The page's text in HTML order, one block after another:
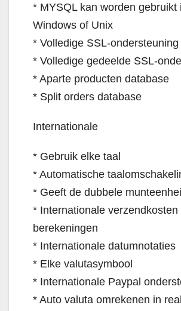
* MYSQL kan worden gebruikt
Windows of Unix
* Volledige SSL-ondersteuning
* Volledige gedeelde SSL-
* Aparte producten database
* Split orders database
Internationale
* Gebruik elke taal
* Automatische
* Geeft de dubbele
* Internationale verzendkosten
berekeningen
* Internationale datumnotaties
* Elke valutasymbool
* Internationale Paypal
* Auto valuta omrekenen in